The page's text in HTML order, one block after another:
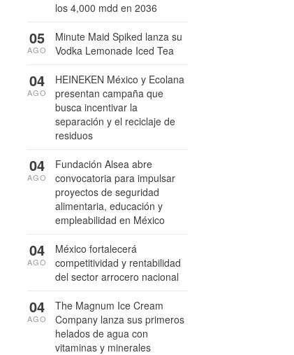
los 4,000 mdd en 2036
Minute Maid Spiked lanza su
Vodka Lemonade Iced Tea
05
AGO
HEINEKEN México y Ecolana
presentan campaña que
busca incentivar la
separación y el reciclaje de
residuos
04
AGO
Fundación Alsea abre
convocatoria para impulsar
proyectos de seguridad
alimentaria, educación y
empleabilidad en México
04
AGO
México fortalecerá
competitividad y rentabilidad
del sector arrocero nacional
04
AGO
The Magnum Ice Cream
Company lanza sus primeros
helados de agua con
vitaminas y minerales
04
AGO